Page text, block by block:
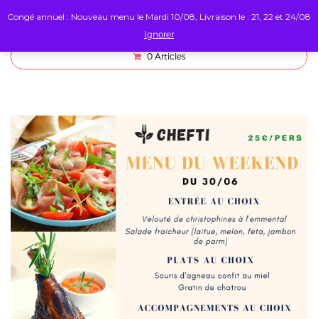
0 Articles
Congé annuel : Nouveau menu le Mardi 10/08, Livraison le : 21, 22 et 24/08
Ignorer